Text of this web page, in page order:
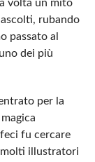
volta un mito
rubando
passato al
dei più
per la
fu cercare
molti illustratori